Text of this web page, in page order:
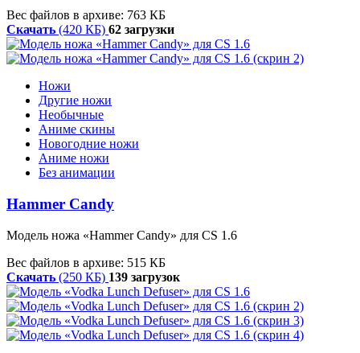
Вес файлов в архиве: 763 КБ
Скачать (420 КБ) 62 загрузки
Ножи
Другие ножи
Необычные
Аниме скины
Новогодние ножи
Аниме ножи
Без анимации
Hammer Candy
Модель ножа «Hammer Candy» для CS 1.6
Вес файлов в архиве: 515 КБ
Скачать (250 КБ) 139 загрузок